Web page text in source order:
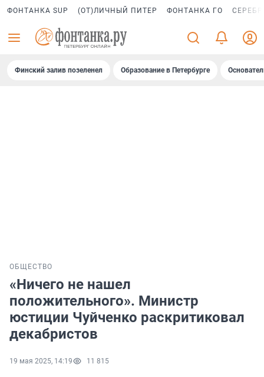
ФОНТАНКА SUP (ОТ)ЛИЧНЫЙ ПИТЕР ФОНТАНКА ГО
Финский залив позеленел Образование в Петербурге
ОБЩЕСТВО
«Ничего не нашел
положительного». Министр
юстиции Чуйченко раскритиковал
декабристов
19 мая 2025, 14:19 11 815